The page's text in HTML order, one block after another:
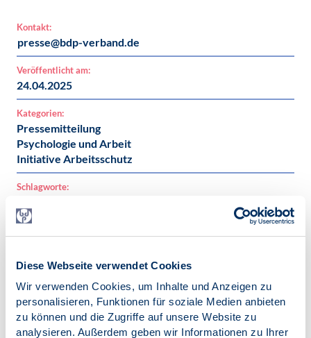
Diese Webseite verwendet Cookies
Wir verwenden Cookies, um Inhalte und Anzeigen zu
personalisieren, Funktionen für soziale Medien anbieten
zu können und die Zugriffe auf unsere Website zu
analysieren. Außerdem geben wir Informationen zu Ihrer
Kontakt:
presse@bdp-verband.de
Veröffentlicht am:
24.04.2025
Kategorien:
Pressemitteilung
Psychologie und Arbeit
Initiative Arbeitsschutz
Schlagworte:
Initiative Arbeitsschutz
Zur Übersicht